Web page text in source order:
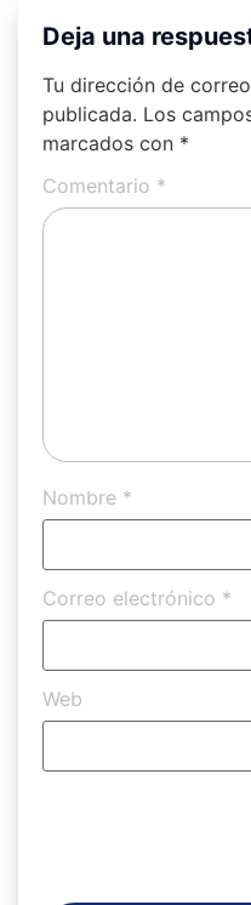
Deja una
Tu dirección de
publicada. Los
marcados con *
Comentario *
Nombre *
Correo electrónico *
Web